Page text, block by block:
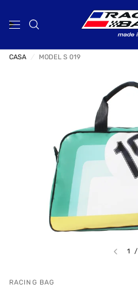
CASA MODEL S 019
1 /
RACING BAG